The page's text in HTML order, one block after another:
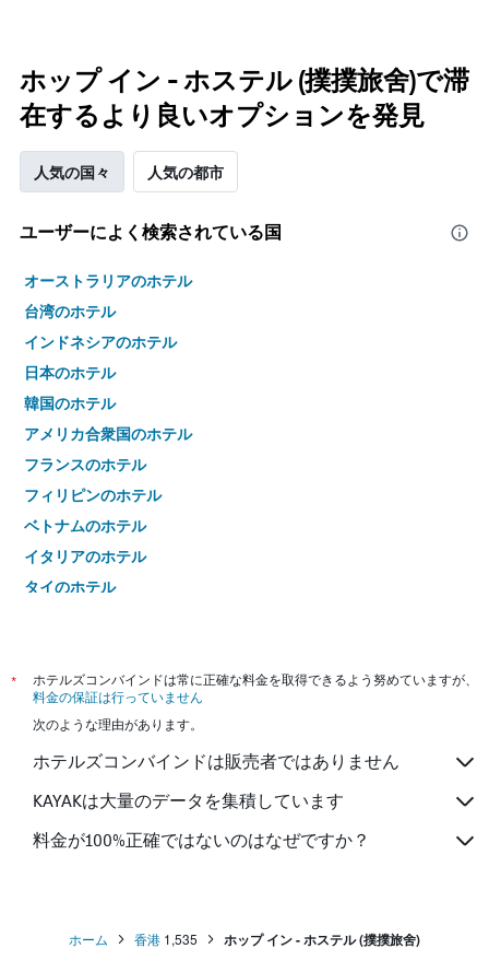
ホップ イン - ホステル (撲撲旅舍)で滞
在するより良いオプションを発見
人気の国々 人気の都市
ユーザーによく検索されている国
オーストラリアのホテル
台湾のホテル
インドネシアのホテル
日本のホテル
韓国のホテル
アメリカ合衆国のホテル
フランスのホテル
フィリピンのホテル
ベトナムのホテル
イタリアのホテル
タイのホテル
*
ホテルズコンバインドは常に正確な料金を取得できるよう努めていますが、
料金の保証は行っていません
次のような理由があります。
ホテルズコンバインドは販売者ではありません
KAYAKは大量のデータを集積しています
料金が100%正確ではないのはなぜですか？
ホーム 香港 1,535 ホップ イン - ホステル (撲撲旅舍)